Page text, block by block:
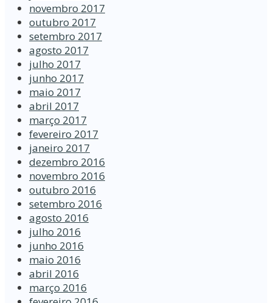
novembro 2017
outubro 2017
setembro 2017
agosto 2017
julho 2017
junho 2017
maio 2017
abril 2017
março 2017
fevereiro 2017
janeiro 2017
dezembro 2016
novembro 2016
outubro 2016
setembro 2016
agosto 2016
julho 2016
junho 2016
maio 2016
abril 2016
março 2016